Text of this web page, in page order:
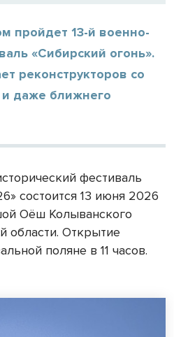
пройдет 13-й военно-
«Сибирский огонь».
реконструкторов со
и даже ближнего
фестиваль
состоится 13 июня 2026
Оёш Колыванского
области. Открытие
поляне в 11 часов.